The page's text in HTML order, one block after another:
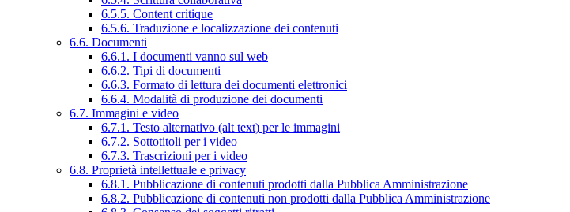
6.5.5. Content critique
6.5.6. Traduzione e localizzazione dei contenuti
6.6. Documenti
6.6.1. I documenti vanno sul web
6.6.2. Tipi di documenti
6.6.3. Formato di lettura dei documenti elettronici
6.6.4. Modalità di produzione dei documenti
6.7. Immagini e video
6.7.1. Testo alternativo (alt text) per le immagini
6.7.2. Sottotitoli per i video
6.7.3. Trascrizioni per i video
6.8. Proprietà intellettuale e privacy
6.8.1. Pubblicazione di contenuti prodotti dalla Pubblica Amministrazione
6.8.2. Pubblicazione di contenuti non prodotti dalla Pubblica Amministrazione